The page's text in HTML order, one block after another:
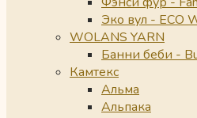
Эко вул - ECO
WOLANS YARN
Банни беби -
Камтекс
Альма
Альпака